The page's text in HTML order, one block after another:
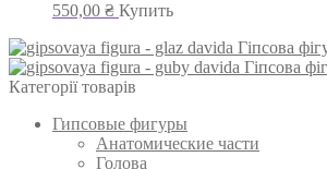
550,00 ₴ Купить
Гіпсова
Гіпсова
Категорії товарів
Гипсовые фигуры
Анатомические части
Голова